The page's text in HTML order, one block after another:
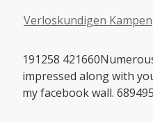
Verloskundigen Kampen
191258
impressed along with
my facebook wall. 689495